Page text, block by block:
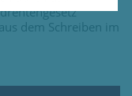
dem Schreiben im